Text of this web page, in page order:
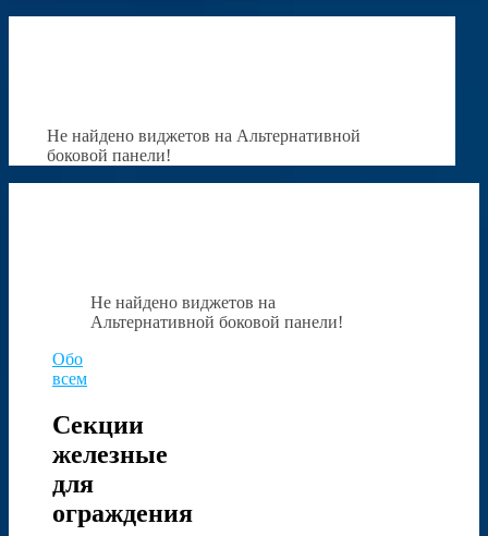
Не найдено виджетов на Альтернативной
боковой панели!
Не найдено виджетов на
Альтернативной боковой панели!
Обо
всем
Секции
железные
для
ограждения